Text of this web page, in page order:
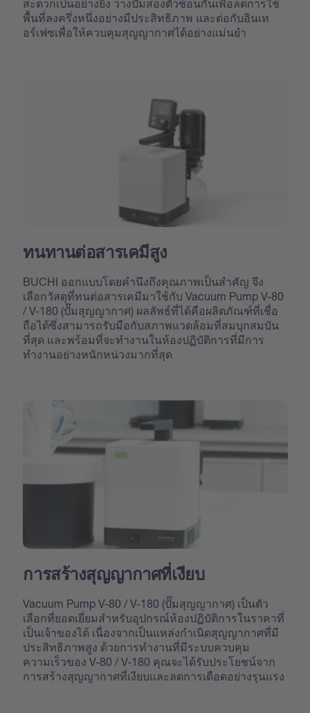
สะดวกเป็นอย่างยิ่ง วางปั๊มสองตัวซ้อนกันเพื่อลดการใช้
พื้นที่ลงครึ่งหนึ่งอย่างมีประสิทธิภาพ และต่อกับอินเท
อร์เฟซเพื่อให้ควบคุมสุญญากาศได้อย่างแม่นยำ
ทนทานต่อสารเคมีสูง
BUCHI ออกแบบโดยคำนึงถึงคุณภาพเป็นสำคัญ จึง
เลือกวัสดุที่ทนต่อสารเคมีมาใช้กับ Vacuum Pump V-80
/ V-180 (ปั๊มสุญญากาศ) ผลลัพธ์ที่ได้คือผลิตภัณฑ์ที่เชื่อ
ถือได้ซึ่งสามารถรับมือกับสภาพแวดล้อมที่สมบุกสมบัน
ที่สุด และพร้อมที่จะทำงานในห้องปฏิบัติการที่มีการ
ทำงานอย่างหนักหน่วงมากที่สุด
การสร้างสุญญากาศที่เงียบ
Vacuum Pump V-80 / V-180 (ปั๊มสุญญากาศ) เป็นตัว
เลือกที่ยอดเยี่ยมสำหรับอุปกรณ์ห้องปฏิบัติการในราคาที่
เป็นเจ้าของได้ เนื่องจากเป็นแหล่งกำเนิดสุญญากาศที่มี
ประสิทธิภาพสูง ด้วยการทำงานที่มีระบบควบคุม
ความเร็วของ V-80 / V-180 คุณจะได้รับประโยชน์จาก
การสร้างสุญญากาศที่เงียบและลดการเดือดอย่างรุนแรง